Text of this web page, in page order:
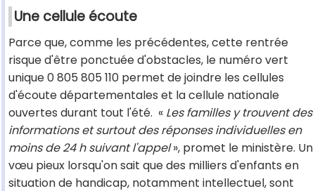
Une cellule écoute
Parce que, comme les précédentes, cette rentrée
risque d'être ponctuée d'obstacles, le numéro vert
unique 0 805 805 110 permet de joindre les cellules
d'écoute départementales et la cellule nationale
ouvertes durant tout l'été. « Les familles y trouvent des
informations et surtout des réponses individuelles en
moins de 24 h suivant l'appel», promet le ministère. Un
vœu pieux lorsqu'on sait que des milliers d'enfants en
situation de handicap, notamment intellectuel, sont